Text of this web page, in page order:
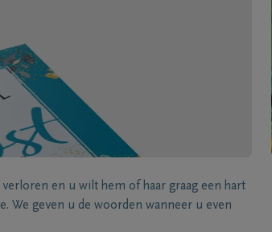
en u wilt hem of haar graag een hart
We geven u de woorden wanneer u even